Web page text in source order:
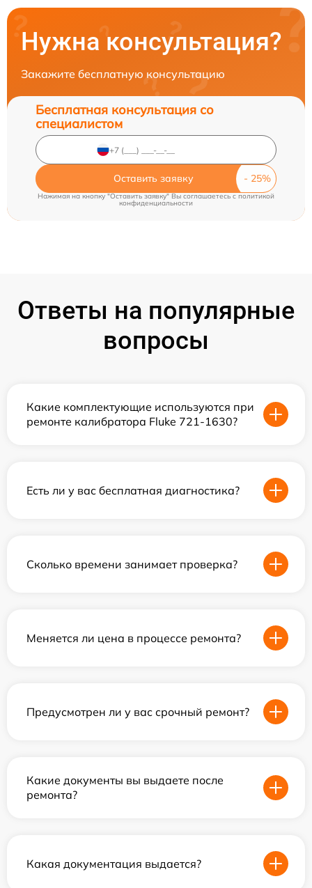
Нужна консультация?
Закажите бесплатную консультацию
Бесплатная консультация со
специалистом
Оставить заявку
Нажимая на кнопку "Оставить заявку" Вы соглашаетесь cполитикой
конфиденциальности
Ответы на популярные
вопросы
Какие комплектующие используются при
ремонте калибратора Fluke 721-1630?
Есть ли у вас бесплатная диагностика?
Сколько времени занимает проверка?
Меняется ли цена в процессе ремонта?
Предусмотрен ли у вас срочный ремонт?
Какие документы вы выдаете после
ремонта?
Какая документация выдается?